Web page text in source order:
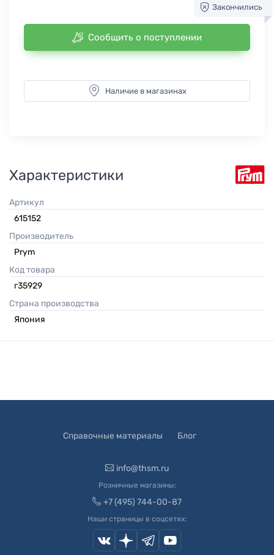
Закончились
Сообщить о поступлении
Наличие в магазинах
Характеристики
Артикул
615152
Производитель
Prym
Код товара
г35929
Страна производства
Япония
Справочные материалы Блог
info@thsm.ru
Розничные магазины:
+7 (495) 744-00-87
Наши страницы в соцсетях: